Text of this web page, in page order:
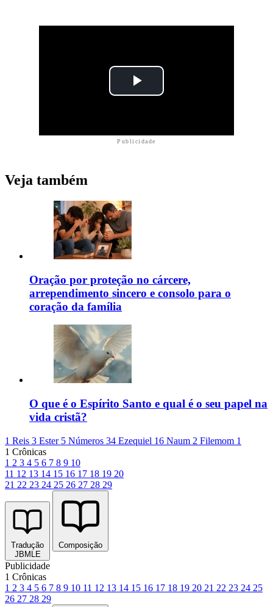
Publicidade
Veja também
Oração por proteção no cárcere,
arrependimento sincero e consolo para o
coração da família
O que é o Espírito Santo e qual é o seu papel na
vida cristã?
1 Reis 3 Ester 5 Números 34 Ezequiel 16 Naum 2 Filemom 1
1 Crônicas
1 2 3 4 5 6 7 8 9 10
11 12 13 14 15 16 17 18 19 20
21 22 23 24 25 26 27 28 29
Tradução
JBMLE
Composição
Publicidade
1 Crônicas
1 2 3 4 5 6 7 8 9 10 11 12 13 14 15 16 17 18 19 20 21 22 23 24 25
26 27 28 29